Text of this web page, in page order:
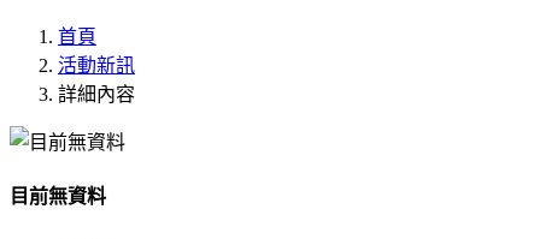
首頁
活動新訊
詳細內容
目前無資料